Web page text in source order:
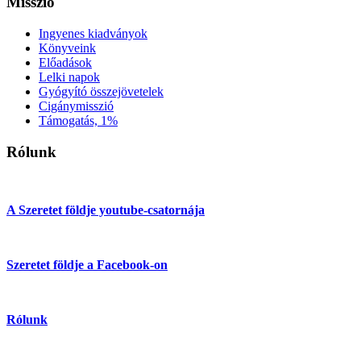
Ingyenes kiadványok
Könyveink
Előadások
Lelki napok
Gyógyító összejövetelek
Cigánymisszió
Támogatás, 1%
Rólunk
A Szeretet földje youtube-csatornája
Szeretet földje a Facebook-on
Rólunk